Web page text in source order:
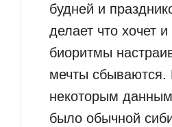
будней и
делает что хочет и
биоритмы
мечты сбываются.
некоторым
было обычной